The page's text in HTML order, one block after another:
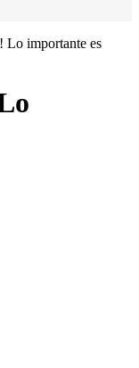
Lo importante es